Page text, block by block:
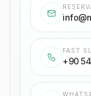
FAST
+90